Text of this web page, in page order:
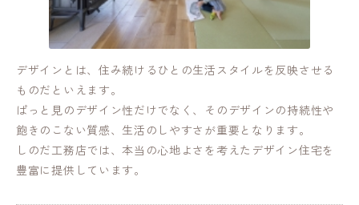
デザインとは、住み続けるひとの生活スタイルを反映させる
ものだといえます。
ぱっと見のデザイン性だけでなく、そのデザインの持続性や
飽きのこない質感、生活のしやすさが重要となります。
しのだ工務店では、本当の心地よさを考えたデザイン住宅を
豊富に提供しています。